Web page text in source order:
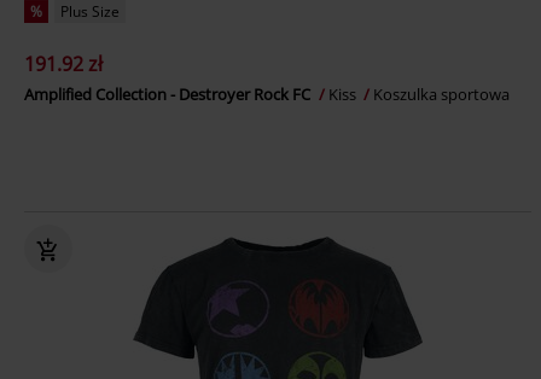
% Plus Size
191.92 zł
Amplified Collection - Destroyer Rock FC Kiss Koszulka sportowa